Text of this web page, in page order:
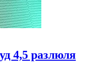
4,5 разлюля